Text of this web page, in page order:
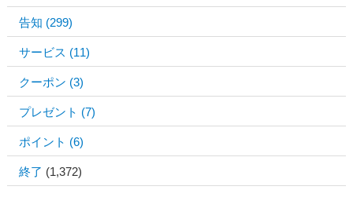
告知 (299)
サービス (11)
クーポン (3)
プレゼント (7)
ポイント (6)
終了 (1,372)